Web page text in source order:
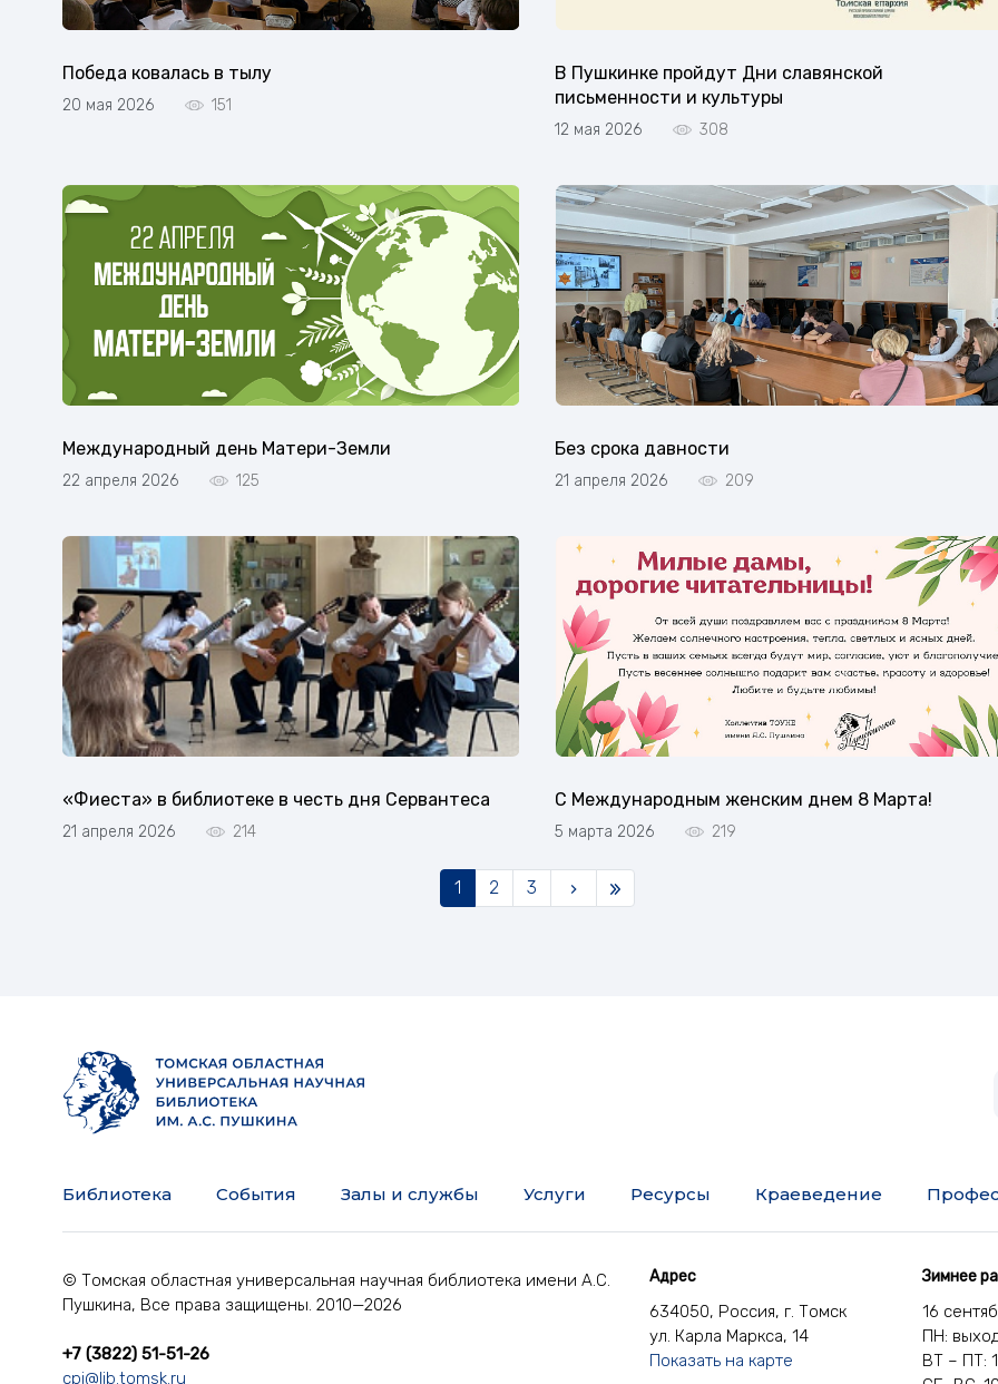
Победа ковалась в тылу
20 мая 2026 151
В Пушкинке пройдут Дни славянской
письменности и культуры
12 мая 2026 308
Международный день Матери-Земли
22 апреля 2026 125
Без срока давности
21 апреля 2026 209
«Фиеста» в библиотеке в честь дня Сервантеса
21 апреля 2026 214
С Международным женским днем 8 Марта!
5 марта 2026 219
1 2 3
Библиотека События Залы и службы Услуги Ресурсы Краеведение
© Томская областная универсальная научная библиотека имени А.С.
Пушкина, Все права защищены. 2010—2026
+7 (3822) 51-51-26
cpi@lib.tomsk.ru
Адрес
634050, Россия, г. Томск
ул. Карла Маркса, 14
Показать на карте
Зимнее
16
ПН:
ВТ – ПТ: